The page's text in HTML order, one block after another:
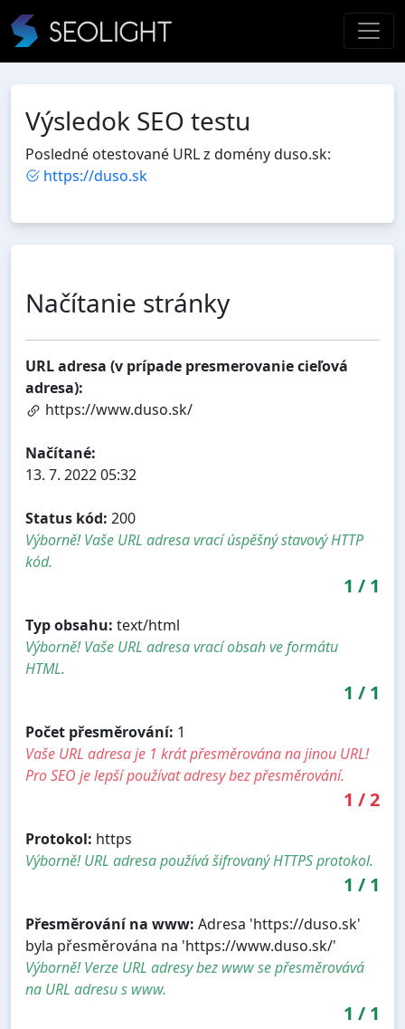
Výsledok SEO testu
Posledné otestované URL z domény duso.sk:
https://duso.sk
Načítanie stránky
URL adresa (v prípade presmerovanie cieľová
adresa):
https://www.duso.sk/
Načítané:
13. 7. 2022 05:32
Status kód: 200
Výborně! Vaše URL adresa vrací úspěšný stavový HTTP
kód.
1 / 1
Typ obsahu: text/html
Výborně! Vaše URL adresa vrací obsah ve formátu
HTML.
1 / 1
Počet přesměrování: 1
Vaše URL adresa je 1 krát přesměrována na jinou URL!
Pro SEO je lepší používat adresy bez přesměrování.
1 /2
Protokol: https
Výborně! URL adresa používá šifrovaný HTTPS protokol.
1 / 1
Přesměrování na www: Adresa 'https://duso.sk'
byla přesměrována na 'https://www.duso.sk/'
Výborně! Verze URL adresy bez www se přesměrovává
na URL adresu s www.
1 / 1